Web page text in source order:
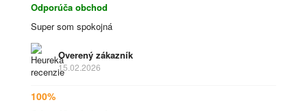
Odporúča obchod
Super som spokojná
Overený zákazník
15.02.2026
100%